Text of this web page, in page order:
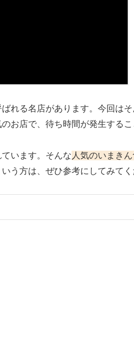
ばれる名店があります。今回は
お店で、待ち時間が発生するこ
います。そんな 人気のいまき
う方は、ぜひ参考にしてみてく